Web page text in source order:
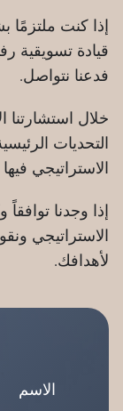
إذا كنت ملتزمًا
قيادة تسويقية
فدعنا نتواصل.
خلال
التحديات
الاستراتيجي
إذا وجدنا
الاستراتيجي
لأهدافك.